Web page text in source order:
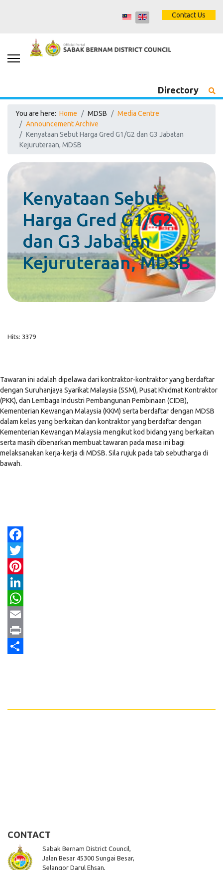
Contact Us
Directory
You are here: Home MDSB
Media Centre
Announcement Archive
Kenyataan Sebut Harga Gred G1/G2 dan G3 Jabatan
Kejuruteraan, MDSB
Kenyataan Sebut
Harga Gred G1/G2
dan G3 Jabatan
Kejuruteraan, MDSB
Hits: 3379
Tawaran ini adalah dipelawa dari kontraktor-kontraktor yang berdaftar
dengan Suruhanjaya Syarikat Malaysia (SSM), Pusat Khidmat Kontraktor
(PKK), dan Lembaga Industri Pembangunan Pembinaan (CIDB),
Kementerian Kewangan Malaysia (KKM) serta berdaftar dengan MDSB
dalam kelas yang berkaitan dan kontraktor yang berdaftar dengan
Kementerian Kewangan Malaysia mengikut kod bidang yang berkaitan
serta masih dibenarkan membuat tawaran pada masa ini bagi
melaksanakan kerja-kerja di MDSB. Sila rujuk pada tab sebutharga di
bawah.
Facebook
Twitter
Pinterest
LinkedIn
WhatsApp
Email
Print
CONTACT
Sabak Bernam District Council,
Jalan Besar 45300 Sungai Besar,
Selangor Darul Ehsan,